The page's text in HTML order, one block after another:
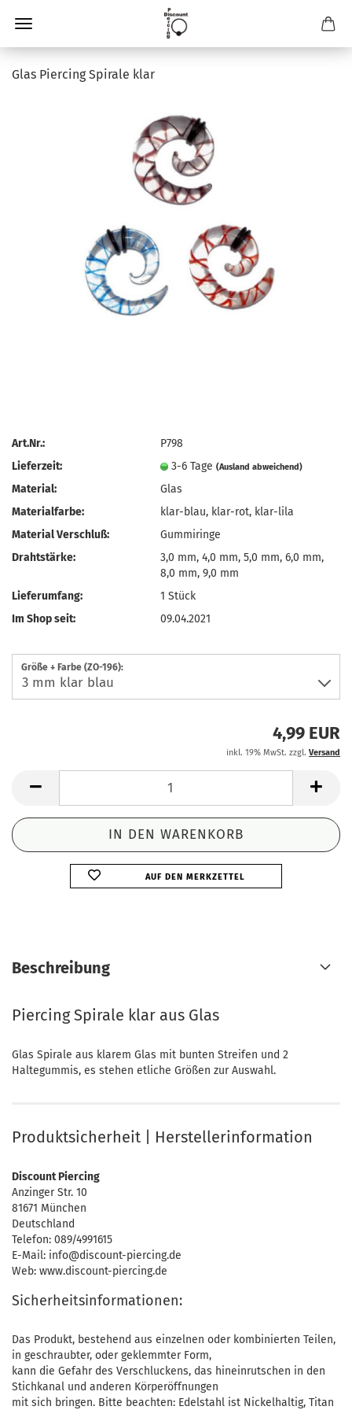
Glas Piercing Spirale klar
Art.Nr.:
P798
Lieferzeit:
3-6 Tage(Ausland abweichend)
Material:
Glas
Materialfarbe:
klar-blau, klar-rot, klar-lila
Material Verschluß:
Gummiringe
Drahtstärke:
3,0 mm, 4,0 mm, 5,0 mm, 6,0 mm,
8,0 mm, 9,0 mm
Lieferumfang:
1 Stück
Im Shop seit:
09.04.2021
Größe + Farbe (ZO-196):
4,99 EUR
inkl. 19% MwSt. zzgl. Versand
AUF DEN MERKZETTEL
Beschreibung
Piercing Spirale klar aus Glas
Glas Spirale aus klarem Glas mit bunten Streifen und 2
Haltegummis, es stehen etliche Größen zur Auswahl.
Produktsicherheit | Herstellerinformation
Discount Piercing
Anzinger Str. 10
81671 München
Deutschland
Telefon: 089/4991615
E-Mail: info@discount-piercing.de
Web: www.discount-piercing.de
Sicherheitsinformationen:
Das Produkt, bestehend aus einzelnen oder kombinierten Teilen,
in geschraubter, oder geklemmter Form,
kann die Gefahr des Verschluckens, das hineinrutschen in den
Stichkanal und anderen Körperöffnungen
mit sich bringen. Bitte beachten: Edelstahl ist Nickelhaltig, Titan